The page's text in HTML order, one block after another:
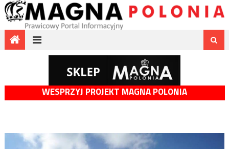
WESPRZYJ PROJEKT MAGNA POLONIA